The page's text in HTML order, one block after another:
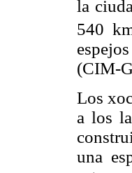
la
540
(CIM-
Los
a los
una